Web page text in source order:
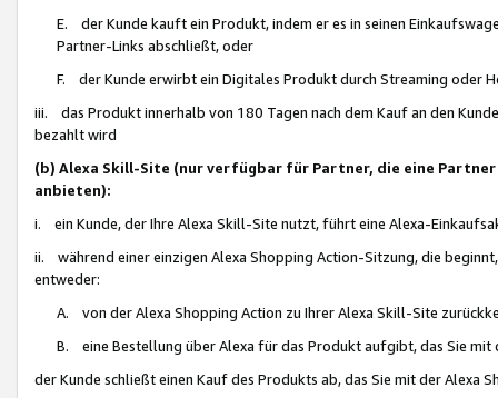
E. der Kunde kauft ein Produkt, indem er es in seinen
Partner-Links abschließt, oder
F. der Kunde erwirbt ein Digitales Produkt durch Streaming oder
iii. das Produkt innerhalb von 180 Tagen nach dem Kauf an den
bezahlt wird
(b) Alexa Skill-Site (nur verfügbar für Partner, die eine
anbieten):
i. ein Kunde, der Ihre Alexa Skill-Site nutzt, führt eine Alexa-
ii. während einer einzigen Alexa Shopping Action-Sitzung, die
entweder:
A. von der Alexa Shopping Action zu Ihrer Alexa Skill-Site
B. eine Bestellung über Alexa für das Produkt aufgibt, das Sie mit
der Kunde schließt einen Kauf des Produkts ab, das Sie mit der Alexa